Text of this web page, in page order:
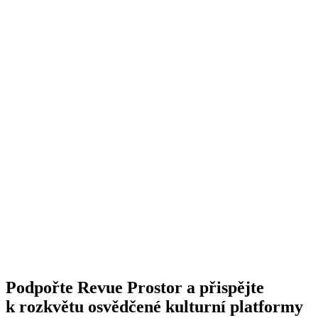
Podpořte Revue Prostor a přispějte
k rozkvětu osvědčené kulturní platformy